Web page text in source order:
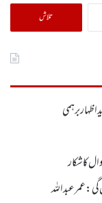
تلاش
کریں
برہمی
کا شکار
عمر عبداللہ